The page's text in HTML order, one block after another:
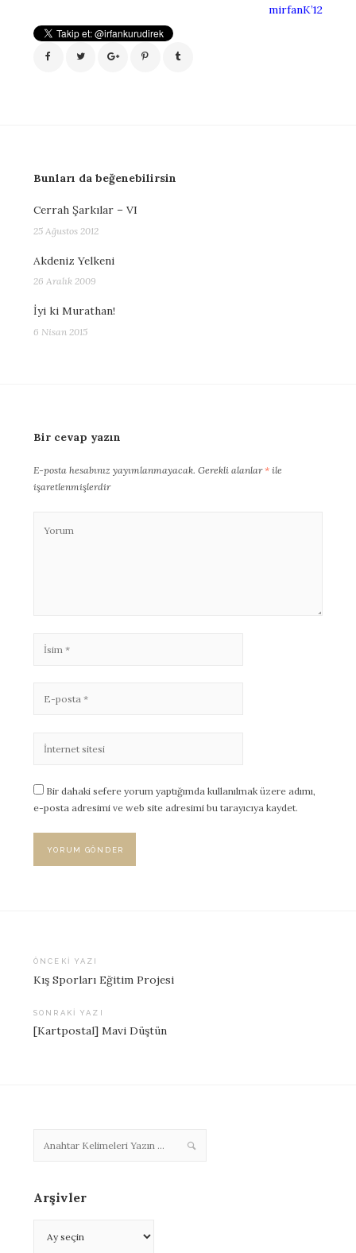
mirfanK’12
Bunları da beğenebilirsin
Cerrah Şarkılar – VI
25 Ağustos 2012
Akdeniz Yelkeni
26 Aralık 2009
İyi ki Murathan!
6 Nisan 2015
Bir cevap yazın
E-posta hesabınız yayımlanmayacak. Gerekli alanlar* ile
işaretlenmişlerdir
Bir dahaki sefere yorum yaptığımda kullanılmak üzere adımı,
e-posta adresimi ve web site adresimi bu tarayıcıya kaydet.
Yazı
dolaşımı
ÖNCEKI YAZI
Kış Sporları Eğitim Projesi
SONRAKI YAZI
[Kartpostal] Mavi Düştün
Arşivler